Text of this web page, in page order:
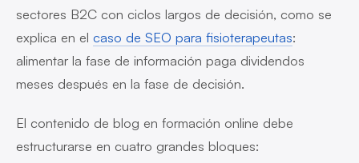
sectores B2C con ciclos largos de decisión, como se
explica en el caso de SEO para fisioterapeutas:
alimentar la fase de información paga dividendos
meses después en la fase de decisión.
El contenido de blog en formación online debe
estructurarse en cuatro grandes bloques: